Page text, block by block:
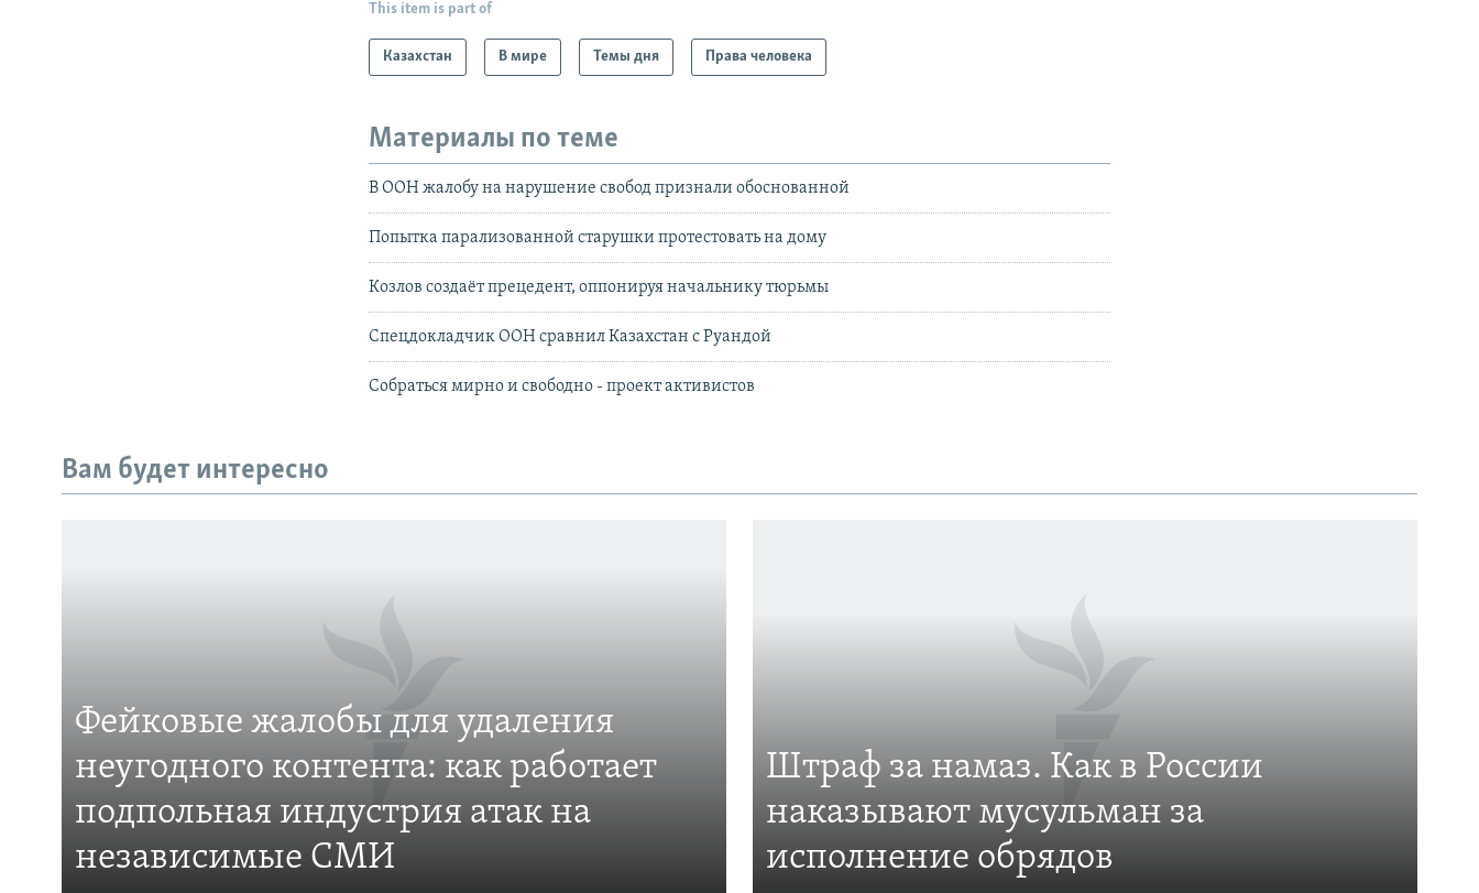
This item is part of
Казахстан В мире Темы дня Права человека
Материалы по теме
В ООН жалобу на нарушение свобод признали обоснованной
Попытка парализованной старушки протестовать на дому
Козлов создаёт прецедент, оппонируя начальнику тюрьмы
Спецдокладчик ООН сравнил Казахстан с Руандой
Собраться мирно и свободно - проект активистов
Вам будет интересно
Фейковые жалобы для удаления
неугодного контента: как работает
подпольная индустрия атак на
независимые СМИ
Штраф за намаз. Как в России
наказывают мусульман за
исполнение обрядов